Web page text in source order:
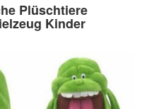
Plüschtiere
Kinder